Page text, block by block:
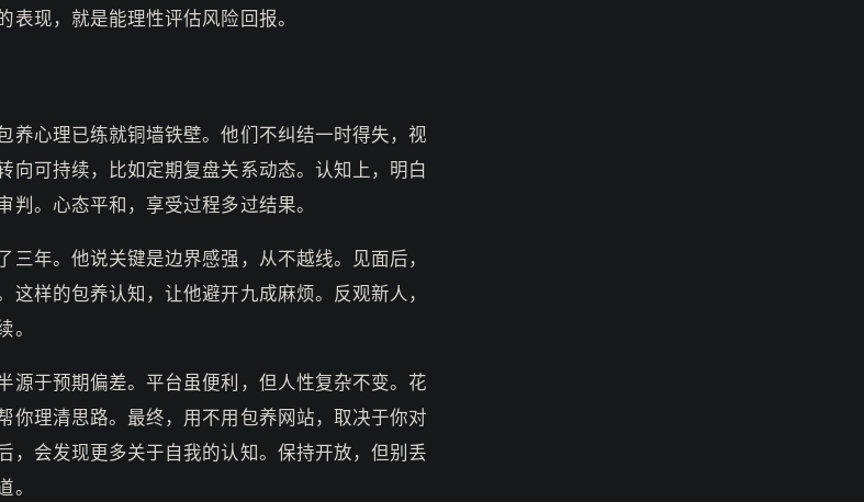
表现，就是能理性评估风险回报。
养心理已练就铜墙铁壁。他们不纠结一时得失，视
向可持续，比如定期复盘关系动态。认知上，明白
判。心态平和，享受过程多过结果。
三年。他说关键是边界感强，从不越线。见面后，
这样的包养认知，让他避开九成麻烦。反观新人，
源于预期偏差。平台虽便利，但人性复杂不变。花
你理清思路。最终，用不用包养网站，取决于你对
，会发现更多关于自我的认知。保持开放，但别丢